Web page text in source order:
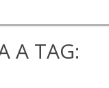
A TAG: